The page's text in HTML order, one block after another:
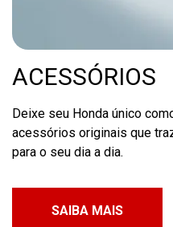
ACESSÓRIOS
Deixe seu Honda único
acessórios originais que
para o seu dia a dia.
SAIBA MAIS